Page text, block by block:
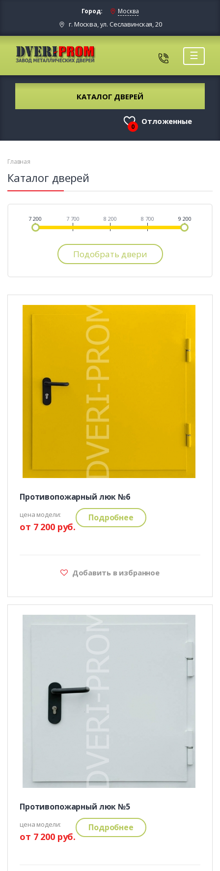
Город: Москва
г. Москва, ул. Сеславинская, 20
☰
КАТАЛОГ ДВЕРЕЙ
0
Отложенные
Главная
Каталог дверей
7 200 7 700 8 200 8 700 9 200
Противопожарный люк №6
цена модели:
от 7 200 руб.
Подробнее
Добавить в избранное
Противопожарный люк №5
цена модели:
от 7 200 руб.
Подробнее